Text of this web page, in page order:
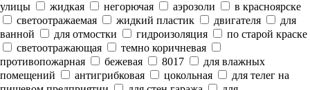
улицы
жидкая негорючая аэрозоли
в красноярске
светоотражаемая
жидкий пластик двигателя
для
ванной
для отмостки гидроизоляция
по старой краске
светоотражающая
темно коричневая
противопожарная
бежевая 8017
для влажных
помещений
антигрибковая цокольная
для телег на